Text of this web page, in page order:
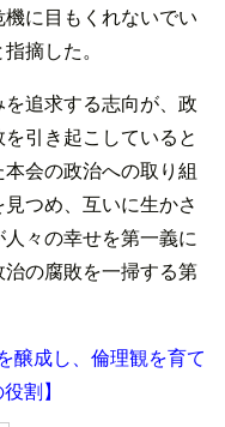
に目もくれないでい
摘した。
追求する志向が、政
引き起こしていると
会の政治への取り組
つめ、互いに生かさ
々の幸せを第一義に
の腐敗を一掃する第
醸成し、倫理観を育て
割】